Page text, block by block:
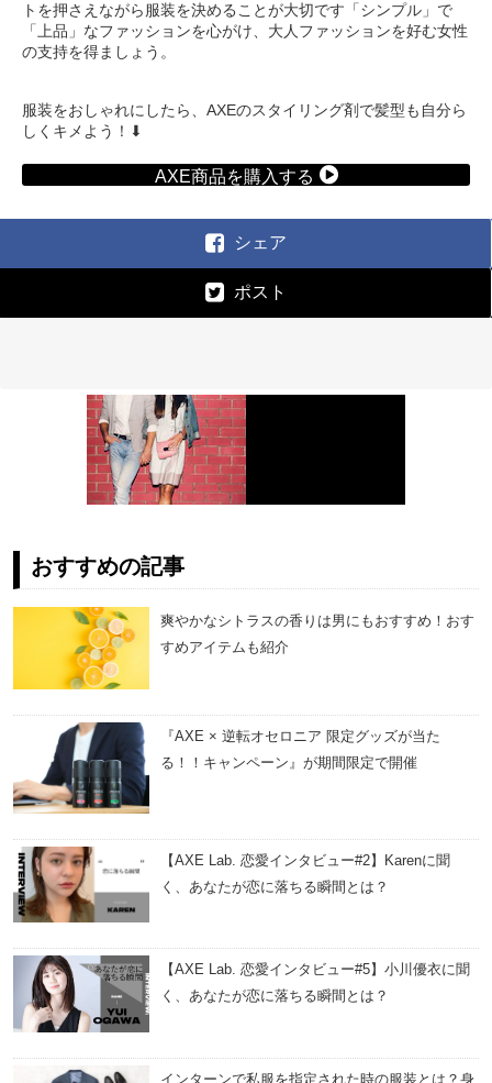
トを押さえながら服装を決めることが大切です「シンプル」で
「上品」なファッションを心がけ、大人ファッションを好む女性
の支持を得ましょう。
服装をおしゃれにしたら、AXEのスタイリング剤で髪型も自分ら
しくキメよう！⬇︎
AXE商品を購入する
シェア
ポスト
おすすめの記事
爽やかなシトラスの香りは男にもおすすめ！おす
すめアイテムも紹介
『AXE × 逆転オセロニア 限定グッズが当た
る！！キャンペーン』が期間限定で開催
【AXE Lab. 恋愛インタビュー#2】Karenに聞
く、あなたが恋に落ちる瞬間とは？
【AXE Lab. 恋愛インタビュー#5】小川優衣に聞
く、あなたが恋に落ちる瞬間とは？
インターンで私服を指定された時の服装とは？身